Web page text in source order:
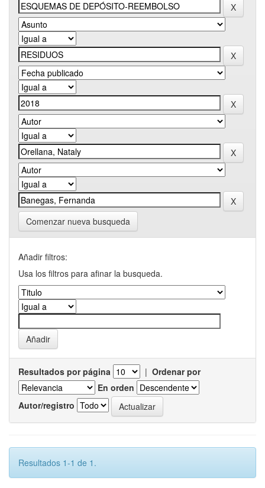
Comenzar nueva busqueda
Añadir filtros:
Usa los filtros para afinar la busqueda.
Resultados por página | Ordenar por
En orden
Autor/registro
Resultados 1-1 de 1.